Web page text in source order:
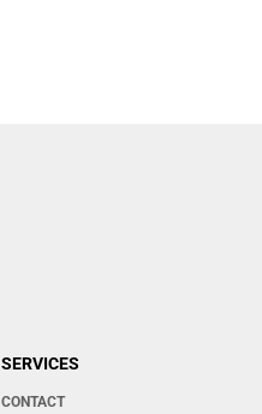
SERVICES
CONTACT